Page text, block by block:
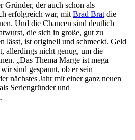
Gründer, der auch schon als
erfolgreich war, mitBrad Bratdie
Und die Chancen sind deutlich
die sich in große, gut zu
lässt, ist originell und schmeckt. Geld
allerdings nicht genug, um die
„Das Thema Marge ist mega
sind gespannt, ob er sein
nächstes Jahr mit einer ganz neuen
Seriengründer und